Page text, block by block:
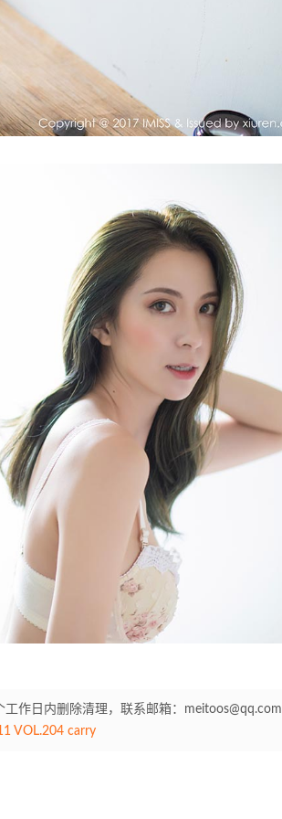
作日内删除清理，联系邮箱：meitoos@qq.com
VOL.204 carry